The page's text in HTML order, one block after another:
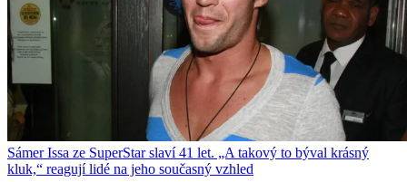
Sámer Issa ze SuperStar slaví 41 let. „A takový to býval krásný
kluk,“ reagují lidé na jeho současný vzhled